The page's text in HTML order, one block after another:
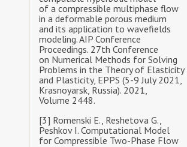
of a compressible multiphase flow
in a deformable porous medium
and its application to wavefields
modeling. AIP Conference
Proceedings. 27th Conference
on Numerical Methods for Solving
Problems in the Theory of Elasticity
and Plasticity, EPPS (5-9 July 2021,
Krasnoyarsk, Russia). 2021,
Volume 2448.
[3] Romenski E., Reshetova G.,
Peshkov I. Computational Model
for Compressible Two-Phase Flow